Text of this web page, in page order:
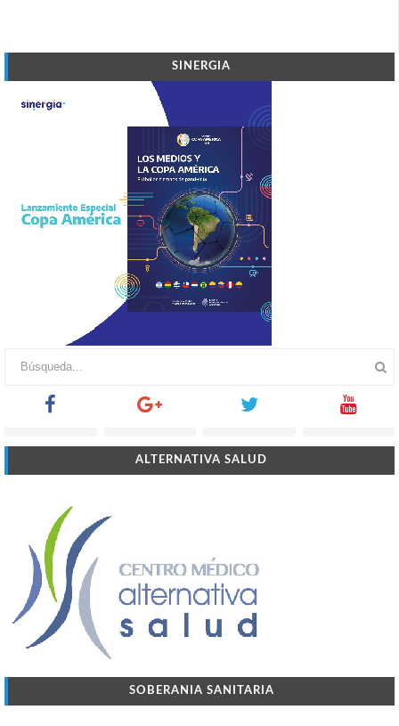
SINERGIA
ALTERNATIVA SALUD
SOBERANIA SANITARIA